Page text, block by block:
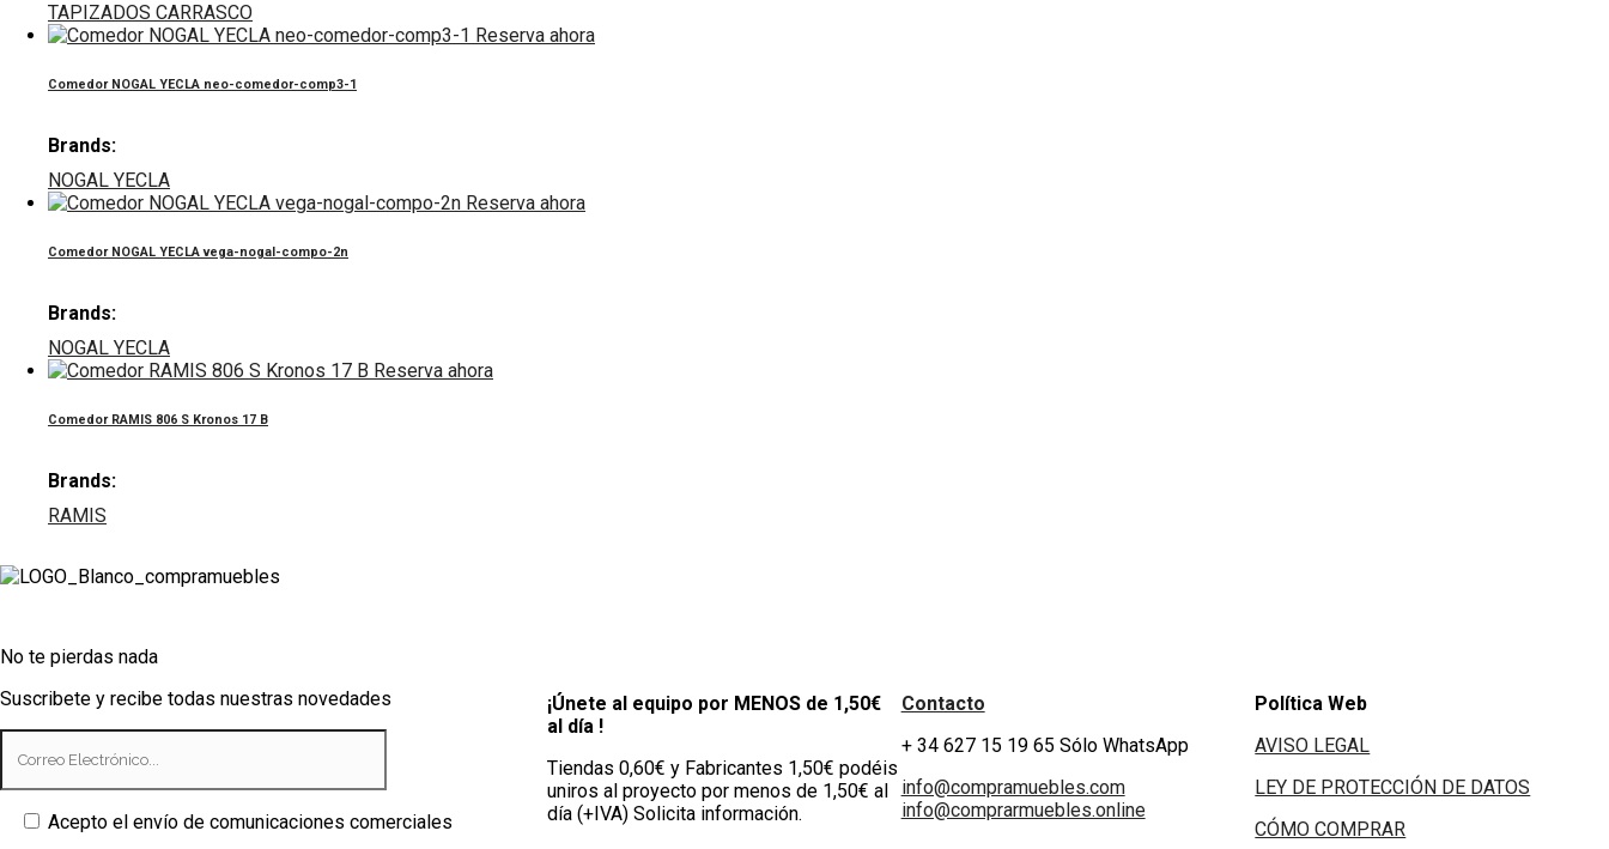
TAPIZADOS CARRASCO
Reserva ahora
Comedor NOGAL YECLA neo-comedor-comp3-1
Brands:
NOGAL YECLA
Reserva ahora
Comedor NOGAL YECLA vega-nogal-compo-2n
Brands:
NOGAL YECLA
Reserva ahora
Comedor RAMIS 806 S Kronos 17 B
Brands:
RAMIS
No te pierdas nada
Suscribete y recibe todas nuestras novedades
Acepto el envío de comunicaciones comerciales
¡Únete al equipo por MENOS de 1,50€
al día !
Tiendas 0,60€ y Fabricantes 1,50€ podéis
uniros al proyecto por menos de 1,50€ al
día (+IVA) Solicita información.
Contacto
+ 34 627 15 19 65 Sólo WhatsApp
info@compramuebles.com
info@comprarmuebles.online
Política Web
AVISO LEGAL
LEY DE PROTECCIÓN DE DATOS
CÓMO COMPRAR